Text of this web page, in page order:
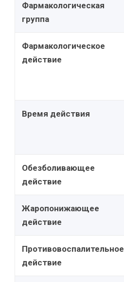
Фармакологическая
группа
Фармакологическое
действие
Время действия
Обезболивающее
действие
Жаропонижающее
действие
Противовоспалительное
действие